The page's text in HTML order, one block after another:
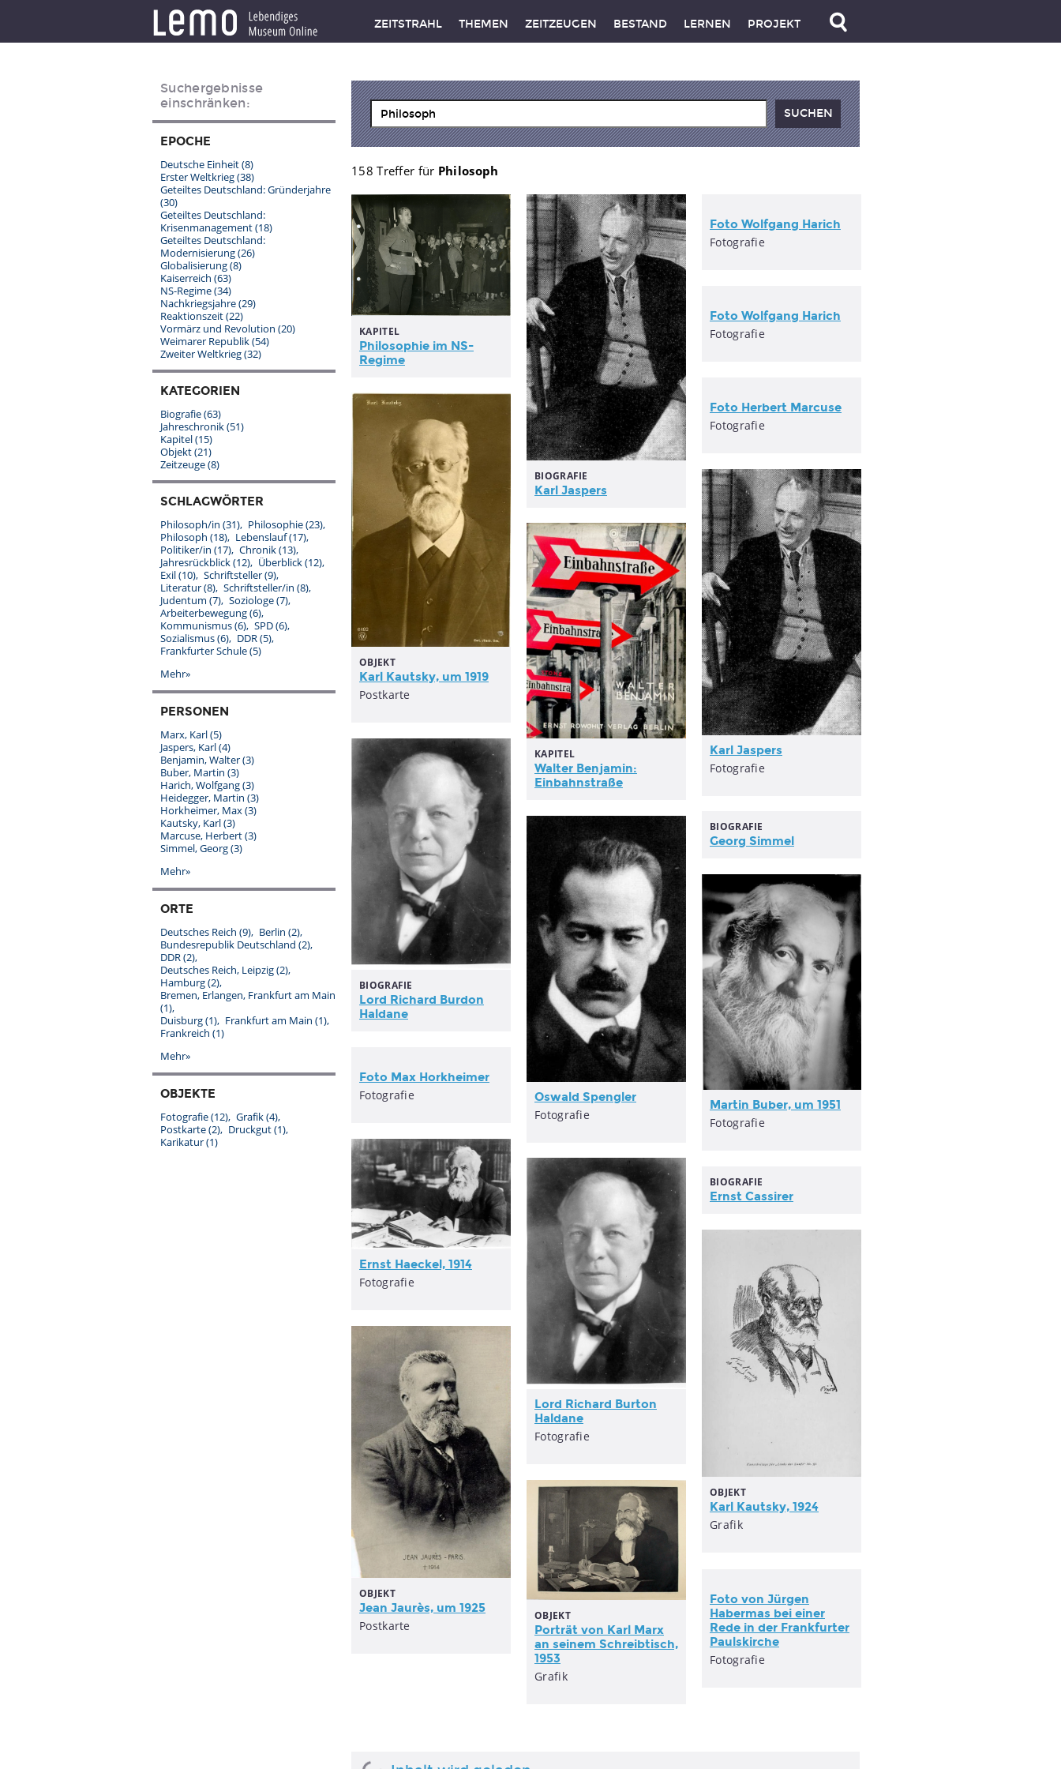
ZEITSTRAHL THEMEN ZEITZEUGEN BESTAND LERNEN PROJEKT
158 Treffer für Philosoph
KAPITEL
Philosophie im NS-
Regime
BIOGRAFIE
Karl Jaspers
Foto Wolfgang Harich
Fotografie
Foto Wolfgang Harich
Fotografie
Foto Herbert Marcuse
Fotografie
OBJEKT
Karl Kautsky, um 1919
Postkarte
Karl Jaspers
Fotografie
KAPITEL
Walter Benjamin:
Einbahnstraße
BIOGRAFIE
Lord Richard Burdon
Haldane
BIOGRAFIE
Georg Simmel
Oswald Spengler
Fotografie
Martin Buber, um 1951
Fotografie
Foto Max Horkheimer
Fotografie
Ernst Haeckel, 1914
Fotografie
Lord Richard Burton
Haldane
Fotografie
BIOGRAFIE
Ernst Cassirer
OBJEKT
Karl Kautsky, 1924
Grafik
OBJEKT
Jean Jaurès, um 1925
Postkarte
OBJEKT
Porträt von Karl Marx
an seinem Schreibtisch,
1953
Grafik
Foto von Jürgen
Habermas bei einer
Rede in der Frankfurter
Paulskirche
Fotografie
Suchergebnisse
einschränken:
EPOCHE
Deutsche Einheit(8)
Erster Weltkrieg(38)
Geteiltes Deutschland: Gründerjahre
(30)
Geteiltes Deutschland:
Krisenmanagement(18)
Geteiltes Deutschland:
Modernisierung(26)
Globalisierung(8)
Kaiserreich (63)
NS-Regime(34)
Nachkriegsjahre(29)
Reaktionszeit(22)
Vormärz und Revolution (20)
Weimarer Republik(54)
Zweiter Weltkrieg(32)
KATEGORIEN
Biografie(63)
Jahreschronik(51)
Kapitel(15)
Objekt(21)
Zeitzeuge(8)
SCHLAGWÖRTER
Philosoph/in (31) Philosophie(23)
Philosoph (18) Lebenslauf(17)
Politiker/in (17) Chronik(13)
Jahresrückblick(12) Überblick(12)
Exil(10) Schriftsteller(9)
Literatur(8) Schriftsteller/in (8)
Judentum (7) Soziologe(7)
Arbeiterbewegung(6)
Kommunismus(6) SPD(6)
Sozialismus(6) DDR(5)
Frankfurter Schule(5)
Mehr»
PERSONEN
Marx, Karl(5)
Jaspers, Karl(4)
Benjamin, Walter(3)
Buber, Martin (3)
Harich, Wolfgang(3)
Heidegger, Martin (3)
Horkheimer, Max(3)
Kautsky, Karl(3)
Marcuse, Herbert(3)
Simmel, Georg(3)
Mehr»
ORTE
Deutsches Reich (9) Berlin (2)
Bundesrepublik Deutschland (2)
DDR(2)
Deutsches Reich, Leipzig(2)
Hamburg(2)
Bremen, Erlangen, Frankfurt am Main
(1)
Duisburg(1) Frankfurt am Main (1)
Frankreich (1)
Mehr»
OBJEKTE
Fotografie(12) Grafik(4)
Postkarte(2) Druckgut(1)
Karikatur(1)